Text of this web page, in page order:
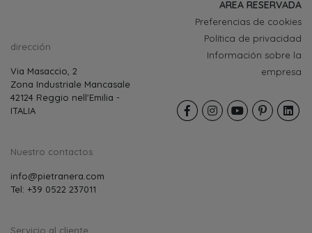
AREA RESERVADA
dirección
Via Masaccio, 2
Zona Industriale Mancasale
42124 Reggio nell'Emilia -
ITALIA
Nuestro contactos
info@pietranera.com
Tel: +39 0522 237011
Servicio al cliente
Preferencias de cookies
Política de privacidad
Información sobre la
empresa